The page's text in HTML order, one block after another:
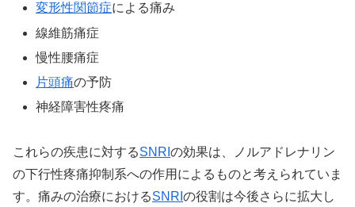
変形性関節症による痛み
線維筋痛症
慢性腰痛症
片頭痛の予防
神経障害性疼痛
これらの疾患に対するSNRI の効果は、ノルアドレナリン
の下行性疼痛抑制系への作用によるものと考えられていま
す。痛みの治療におけるSNRI の役割は今後さらに拡大し